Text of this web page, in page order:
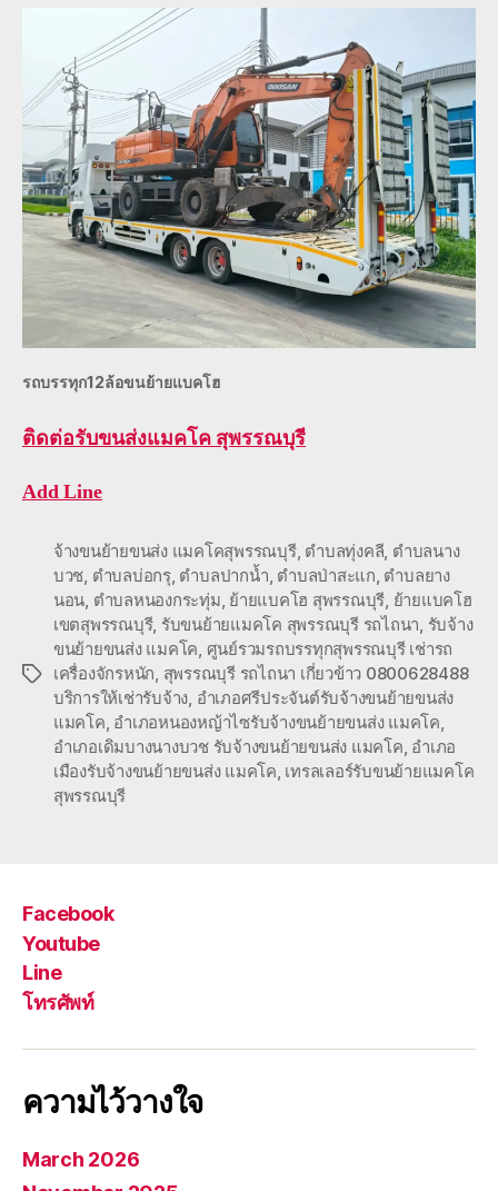
รถบรรทุก12ล้อขนย้ายแบคโฮ
ติดต่อรับขนส่งแมคโค สุพรรณบุรี
Add Line
Tags
จ้างขนย้ายขนส่ง แมคโคสุพรรณบุรี, ตำบลทุ่งคลี, ตำบลนาง
บวช, ตำบลบ่อกรุ, ตำบลปากน้ำ, ตำบลป่าสะแก, ตำบลยาง
นอน, ตำบลหนองกระทุ่ม, ย้ายแบคโฮ สุพรรณบุรี, ย้ายแบคโฮ
เขตสุพรรณบุรี, รับขนย้ายแมคโค สุพรรณบุรี รถไถนา, รับจ้าง
ขนย้ายขนส่ง แมคโค, ศูนย์รวมรถบรรทุกสุพรรณบุรี เช่ารถ
เครื่องจักรหนัก, สุพรรณบุรี รถไถนา เกี่ยวข้าว 0800628488
บริการให้เช่ารับจ้าง, อำเภอศรีประจันต์รับจ้างขนย้ายขนส่ง
แมคโค, อำเภอหนองหญ้าไซรับจ้างขนย้ายขนส่ง แมคโค,
อำเภอเดิมบางนางบวช รับจ้างขนย้ายขนส่ง แมคโค, อำเภอ
เมืองรับจ้างขนย้ายขนส่ง แมคโค, เทรลเลอร์รับขนย้ายแมคโค
สุพรรณบุรี
Facebook
Youtube
Line
โทรศัพท์
ความไว้วางใจ
March 2026